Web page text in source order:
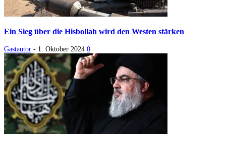
Ein Sieg über die Hisbollah wird den Westen stärken
Gastautor - 1. Oktober 2024 0